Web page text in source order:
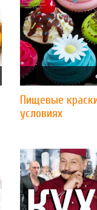
Пищевые
условиях